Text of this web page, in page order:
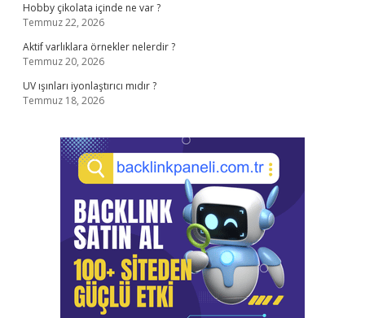
Hobby çikolata içinde ne var ?
Temmuz 22, 2026
Aktif varlıklara örnekler nelerdir ?
Temmuz 20, 2026
UV ışınları iyonlaştırıcı mıdır ?
Temmuz 18, 2026